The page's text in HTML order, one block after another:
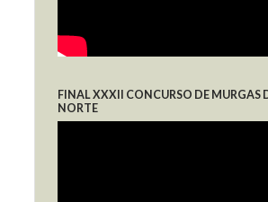
FINAL XXXII CONCURSO DE MURGAS
NORTE